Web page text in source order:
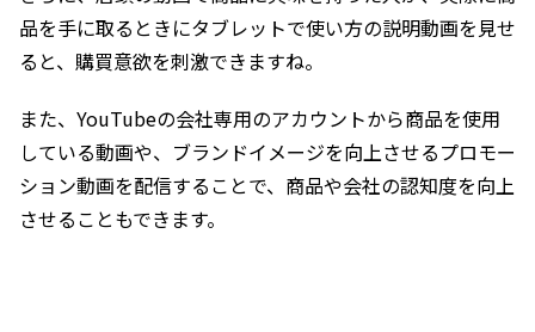
品を手に取るときにタブレットで使い方の説明動画を見せ
ると、購買意欲を刺激できますね。
また、YouTubeの会社専用のアカウントから商品を使用
している動画や、ブランドイメージを向上させるプロモー
ション動画を配信することで、商品や会社の認知度を向上
させることもできます。